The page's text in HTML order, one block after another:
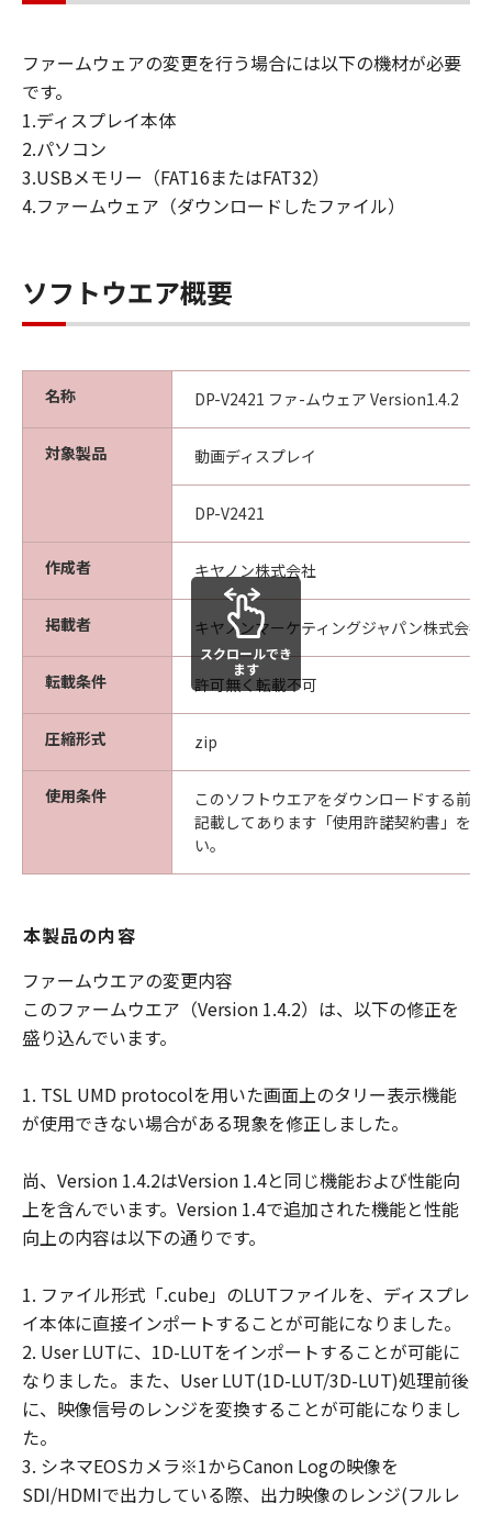
することができます。
キヤノンファインテックニスカまたはキヤ
ノンファインテックニスカのライセンサー
のいかなる知的財産権も、明示たると黙示
たるとを問わず、本契約書によってお客様
制限
布、リースもしくは貸与その他の方法によ
り、第三者に「本ソフトウェア」を使用さ
せることはできません。
(2)お客様は、「本ソフトウェア」の全部ま
たは一部を修正、改変、逆コンパイル、逆
アセンブル、その他リバースエンジニアリ
ング等することはできません。また第三者
にこのような行為をさせてはなりません。
「本ソフトウェア」に係る権原および所
有権は、その内容によりキヤノンファイ
ンテックニスカまたはキヤノンファイン
テックニスカのライセンサーに帰属しま
著
作
示
お客様は、「本ソフトウェア」に含まれ
るキヤノンファインテックニスカまたは
キヤノンファインテックニスカのライセ
ンサーの著作権表示を変更し、除去しも
しくは削除してはなりません。
保証の否認・免責
(1)「本ソフトウェア」は、『現状のまま』
の状態で使用許諾されます。キヤノンファ
インテックニスカ、キヤノンファインテッ
クニスカの関係会社（キヤノンファインテ
す。）、それらの販売代理店または販売店
のいずれも、「本ソフトウェア」に関し
保証を含め、いかなる保証も、明示たると
黙示たるとを問わず一切しないものとしま
す。
ンファインテックニスカの関係会社、それ
らの販売代理店または販売店のいずれも、
「本ソフトウェア」の使用または使用不能
から生ずるいかなる損害（逸失利益および
その他の派生的または付随的な損害を含む
ます。）について、適用法で認められる限
り、一切の責任を負わないものとします。
ファームウェアの変更を行う場合には以下の機材が必要
です。
1.ディスプレイ本体
2.パソコン
3.USBメモリー（FAT16またはFAT32）
4.ファームウェア（ダウンロードしたファイル）
ソフトウエア概要
名称 DP-V2421 ファ-ムウェア Version1.4.2
対象製品 動画ディスプレイ
DP-V2421
作成者 キヤノン株式会社
掲載者 キヤノンマーケティングジャパン株式会社
転載条件 許可無く転載不可
圧縮形式 zip
使用条件
このソフトウエアをダウンロードする前
記載してあります「使用許諾契約書」を
い。
スクロールでき
ます
本製品の内容
ファームウエアの変更内容
このファームウエア（Version 1.4.2）は、以下の修正を
盛り込んでいます。
1. TSL UMD protocolを用いた画面上のタリー表示機能
が使用できない場合がある現象を修正しました。
尚、Version 1.4.2はVersion 1.4と同じ機能および性能向
上を含んでいます。Version 1.4で追加された機能と性能
向上の内容は以下の通りです。
1. ファイル形式「.cube」のLUTファイルを、ディスプレ
イ本体に直接インポートすることが可能になりました。
2. User LUTに、1D-LUTをインポートすることが可能に
なりました。また、User LUT(1D-LUT/3D-LUT)処理前後
に、映像信号のレンジを変換することが可能になりまし
た。
3. シネマEOSカメラ※1からCanon Logの映像を
SDI/HDMIで出力している際、出力映像のレンジ(フルレ